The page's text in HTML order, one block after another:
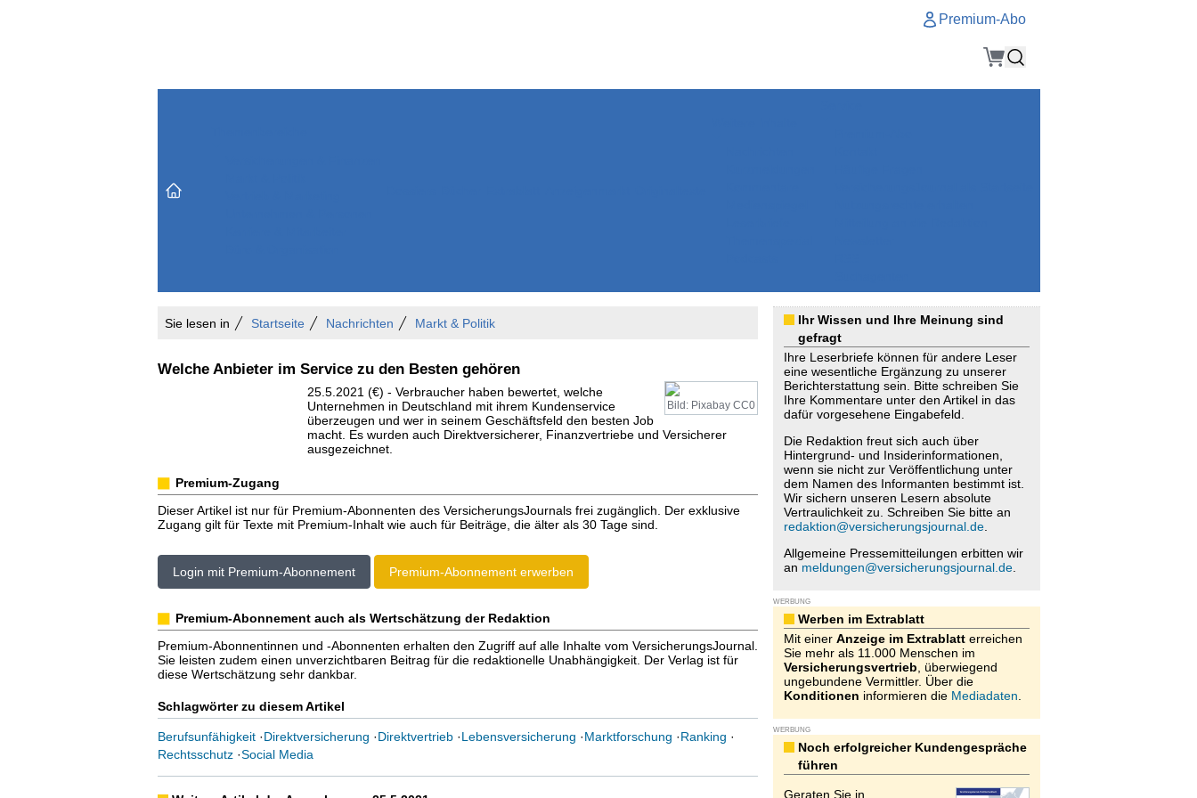
Premium-Abo
Sie lesen in Startseite Nachrichten Markt & Politik
Welche Anbieter im Service zu den Besten gehören
Bild: Pixabay CC0
25.5.2021 (€) - Verbraucher haben bewertet, welche
Unternehmen in Deutschland mit ihrem Kundenservice
überzeugen und wer in seinem Geschäftsfeld den besten Job
macht. Es wurden auch Direktversicherer, Finanzvertriebe und Versicherer
ausgezeichnet.
Premium-Zugang
Dieser Artikel ist nur für Premium-Abonnenten des VersicherungsJournals frei zugänglich. Der exklusive
Zugang gilt für Texte mit Premium-Inhalt wie auch für Beiträge, die älter als 30 Tage sind.
Login mit Premium-Abonnement Premium-Abonnement erwerben
Premium-Abonnement auch als Wertschätzung der Redaktion
Premium-Abonnentinnen und -Abonnenten erhalten den Zugriff auf alle Inhalte vom VersicherungsJournal.
Sie leisten zudem einen unverzichtbaren Beitrag für die redaktionelle Unabhängigkeit. Der Verlag ist für
diese Wertschätzung sehr dankbar.
Schlagwörter zu diesem Artikel
Berufsunfähigkeit·Direktversicherung ·Direktvertrieb·Lebensversicherung ·Marktforschung ·Ranking ·
Rechtsschutz·Social Media
Ihr Wissen und Ihre Meinung sind
gefragt
Ihre Leserbriefe können für andere Leser
eine wesentliche Ergänzung zu unserer
Berichterstattung sein. Bitte schreiben Sie
Ihre Kommentare unter den Artikel in das
dafür vorgesehene Eingabefeld.
Die Redaktion freut sich auch über
Hintergrund- und Insiderinformationen,
wenn sie nicht zur Veröffentlichung unter
dem Namen des Informanten bestimmt ist.
Wir sichern unseren Lesern absolute
Vertraulichkeit zu. Schreiben Sie bitte an
redaktion@versicherungsjournal.de.
Allgemeine Pressemitteilungen erbitten wir
an meldungen@versicherungsjournal.de.
WERBUNG
Werben im Extrablatt
Mit einer Anzeige im Extrablatterreichen
Sie mehr als 11.000 Menschen im
Versicherungsvertrieb , überwiegend
ungebundene Vermittler. Über die
Konditionen informieren die Mediadaten
WERBUNG
Noch erfolgreicher Kundengespräche
führen
Geraten Sie in